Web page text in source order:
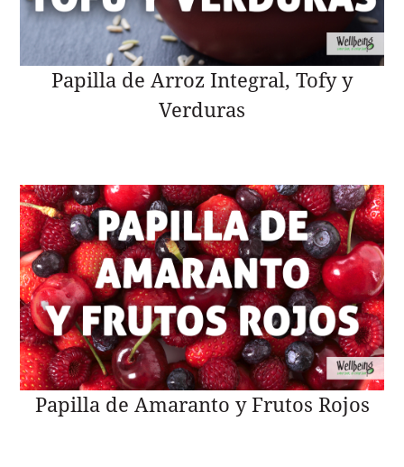
Papilla de Arroz Integral, Tofy y
Verduras
Papilla de Amaranto y Frutos Rojos